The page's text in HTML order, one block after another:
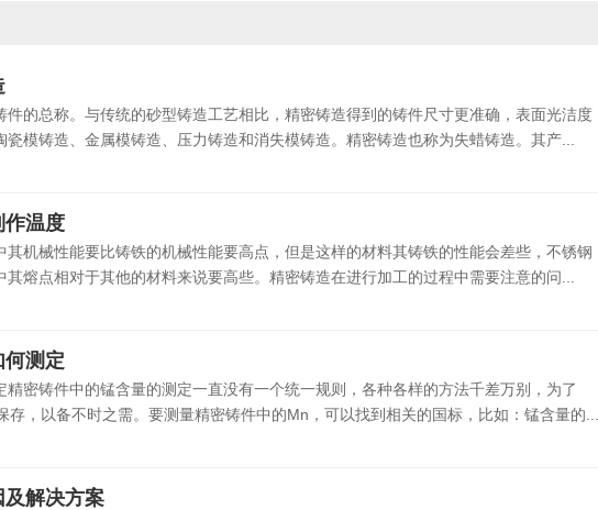
件的总称。与传统的砂型铸造工艺相比，精密铸造得到的铸件尺寸更准确，表面光洁度
模铸造、金属模铸造、压力铸造和消失模铸造。精密铸造也称为失蜡铸造。其产...
作温度
其机械性能要比铸铁的机械性能要高点，但是这样的材料其铸铁的性能会差些，不锈钢
熔点相对于其他的材料来说要高些。精密铸造在进行加工的过程中需要注意的问...
测定
密铸件中的锰含量的测定一直没有一个统一规则，各种各样的方法千差万别，为了
存，以备不时之需。要测量精密铸件中的Mn，可以找到相关的国标，比如：锰含量的...
解决方案